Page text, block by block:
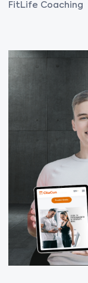
FitLife Coaching